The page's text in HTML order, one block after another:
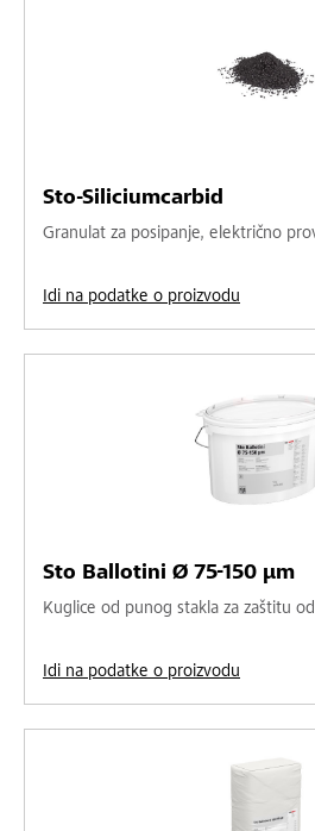
Sto-Siliciumcarbid
Granulat za posipanje, električno
Idi na podatke o proizvodu
Sto Ballotini Ø 75-150 µm
Kuglice od punog stakla za zaštitu
Idi na podatke o proizvodu